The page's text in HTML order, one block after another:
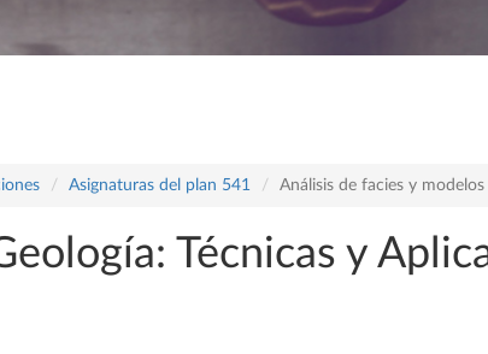
Asignaturas del plan 541 Análisis de facies y
Técnicas y